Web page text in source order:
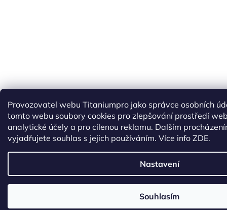
Provozovatel webu Titaniumpro jako správce osobních
tomto webu soubory cookies pro zlepšování prostředí
analytické účely a pro cílenou reklamu. Dalším
vyjadřujete souhlas s jejich používáním. Více info ZDE.
Nastavení
Souhlasím